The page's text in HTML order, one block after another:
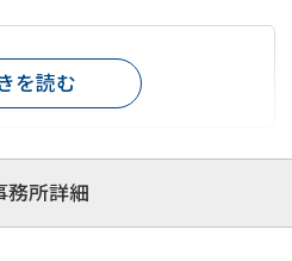
務所詳細
ン面談可能
レスポンスが早い
上の買取可
を読む